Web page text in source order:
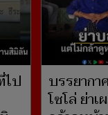
ไป
บรรยาก
โซโล่ ย่าเ